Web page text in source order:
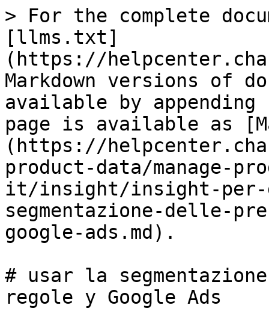
> For the complete
[llms.txt]
(https://
Markdown versions of
available by
page is available as
(https://
product-data/manage-
it/insight/insight-per-
segmentazione-delle-
google-ads.md).
# usar la
regole y Google Ads